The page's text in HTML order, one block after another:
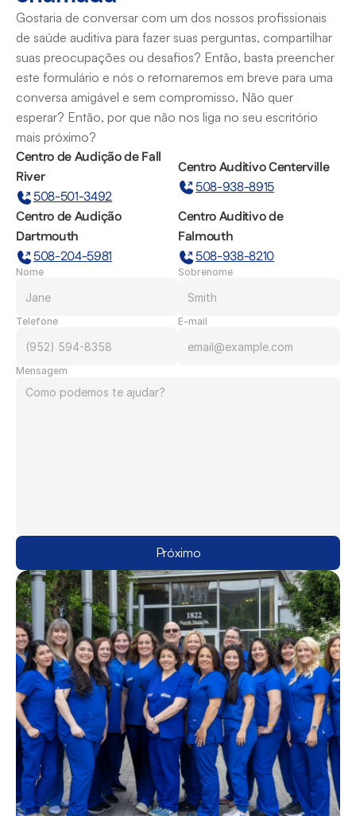
Gostaria de conversar com um dos nossos profissionais
de saúde auditiva para fazer suas perguntas, compartilhar
suas preocupações ou desafios? Então, basta preencher
este formulário e nós o retornaremos em breve para uma
conversa amigável e sem compromisso. Não quer
esperar? Então, por que não nos liga no seu escritório
mais próximo?
Centro de Audição de Fall
River
508-501-3492
Centro Auditivo Centerville
508-938-8915
Centro de Audição
Dartmouth
508-204-5981
Centro Auditivo de
Falmouth
508-938-8210
Nome Sobrenome
Telefone E-mail
Mensagem
Próximo